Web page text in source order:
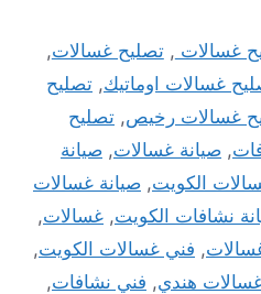
غسالات ,تصليح غسالات,
غسالات اوماتيك, تصليح
غسالات رخيص, تصليح
, صيانة غسالات, صيانة
الكويت, صيانة غسالات
نشافات الكويت, غسالات,
, فني غسالات الكويت,
هندي, فني نشافات,